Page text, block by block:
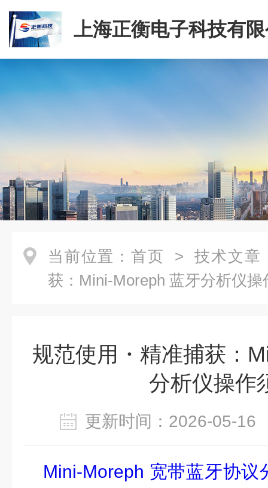
上海正衡电子科技有
当前位置： 首页 > 技术文章
获：Mini-Moreph 蓝牙分析仪操
规范使用・精准捕获：
分析仪操作
更新时间：2026-05-
Mini-Moreph 宽带蓝牙协议